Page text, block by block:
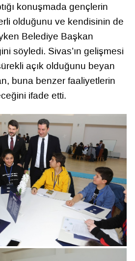
konuşmada gençlerin
olduğunu ve kendisinin de
Belediye Başkan
söyledi. Sivas’ın gelişmesi
açık olduğunu beyan
buna benzer faaliyetlerin
ifade etti.